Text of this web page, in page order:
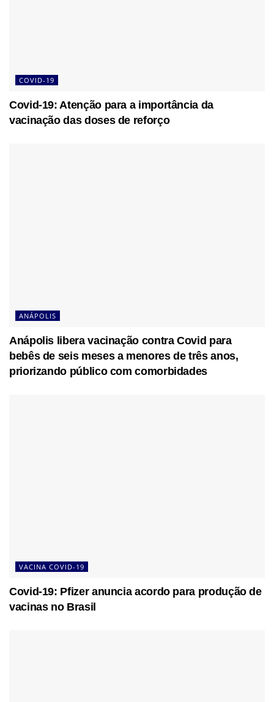
COVID-19
Covid-19: Atenção para a importância da
vacinação das doses de reforço
ANÁPOLIS
Anápolis libera vacinação contra Covid para
bebês de seis meses a menores de três anos,
priorizando público com comorbidades
VACINA COVID-19
Covid-19: Pfizer anuncia acordo para produção de
vacinas no Brasil